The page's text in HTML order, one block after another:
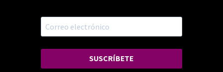
SUSCRÍBETE